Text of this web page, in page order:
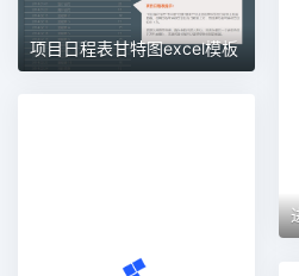
项目日程表甘特图excel模板